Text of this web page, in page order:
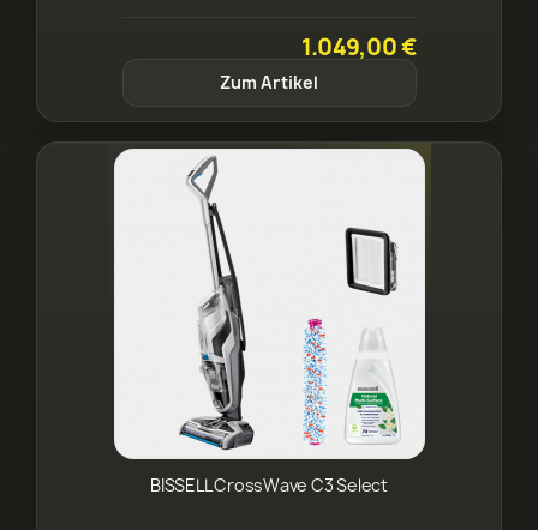
1.049,00 €
Zum Artikel
BISSELL CrossWave C3 Select